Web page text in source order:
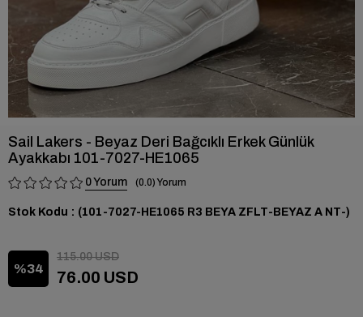
Sail Lakers - Beyaz Deri Bağcıklı Erkek Günlük
Ayakkabı 101-7027-HE1065
0 0.0
Stok Kodu (101-7027-HE1065 R3 BEYA ZFLT-BEYAZ A NT-)
34
115.00 USD
76.00 USD